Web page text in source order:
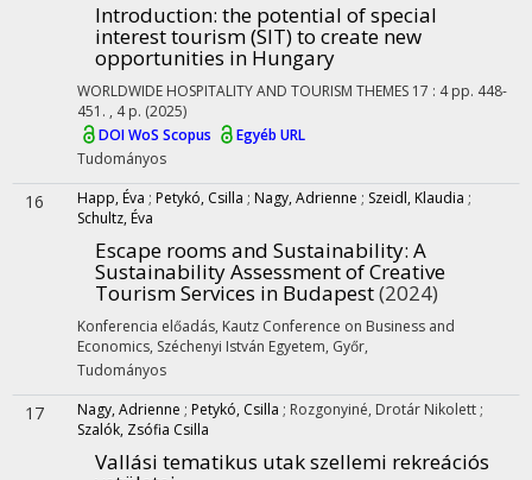
Introduction: the potential of special
interest tourism (SIT) to create new
opportunities in Hungary
WORLDWIDE HOSPITALITY AND TOURISM THEMES 17 : 4 pp. 448-
451. , 4 p. (2025)
DOIWoS Scopus
Egyéb URL
Tudományos
16 Happ, Éva ; Petykó, Csilla ; Nagy, Adrienne ; Szeidl, Klaudia ;
Schultz, Éva
Escape rooms and Sustainability: A
Sustainability Assessment of Creative
Tourism Services in Budapest(2024)
Konferencia előadás, Kautz Conference on Business and
Economics, Széchenyi István Egyetem, Győr,
Tudományos
17 Nagy, Adrienne ; Petykó, Csilla ; Rozgonyiné, Drotár Nikolett ;
Szalók, Zsófia Csilla
Vallási tematikus utak szellemi rekreációs